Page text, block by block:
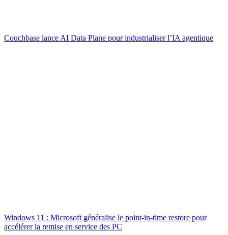
Couchbase lance AI Data Plane pour industrialiser l’IA agentique
Windows 11 : Microsoft généralise le point-in-time restore pour
accélérer la remise en service des PC